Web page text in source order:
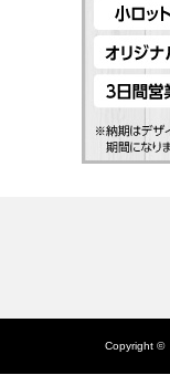
Copyright ©